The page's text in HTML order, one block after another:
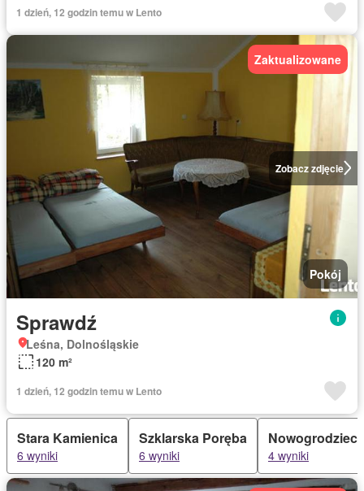
1 dzień, 12 godzin temu w Lento
Zobacz zdjęcie
Zaktualizowane
Pokój
Sprawdź
Leśna, Dolnośląskie
120 m²
1 dzień, 12 godzin temu w Lento
Stara Kamienica
6 wyniki
Szklarska Poręba
6 wyniki
Nowogrodziec
4 wyniki